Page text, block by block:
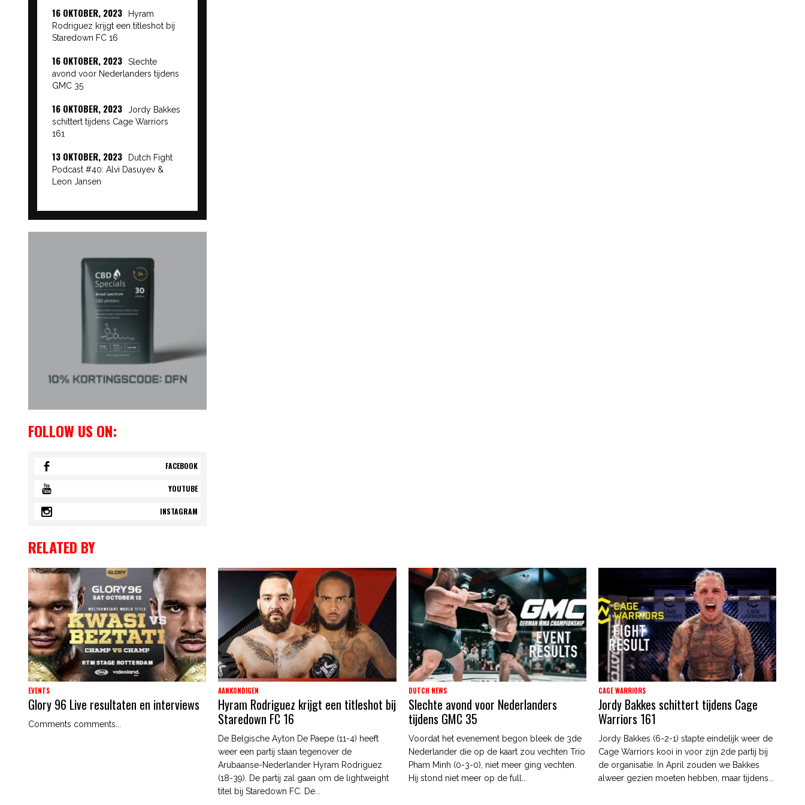
16 OKTOBER, 2023
Hyram
Rodriguez krijgt een titleshot bij
Staredown FC 16
16 OKTOBER, 2023
Slechte
avond voor Nederlanders tijdens
GMC 35
16 OKTOBER, 2023
Jordy Bakkes
schittert tijdens Cage Warriors
161
13 OKTOBER, 2023
Dutch Fight
Podcast #40: Alvi Dasuyev &
Leon Jansen
FOLLOW US ON:
FACEBOOK
YOUTUBE
INSTAGRAM
RELATED BY
EVENTS
Glory 96 Live resultaten en interviews
Comments comments...
AANKONDIGEN
Hyram Rodriguez krijgt een titleshot bij
Staredown FC 16
De Belgische Ayton De Paepe (11-4) heeft
weer een partij staan tegenover de
Arubaanse-Nederlander Hyram Rodriguez
(18-39). De partij zal gaan om de lightweight
titel bij Staredown FC. De...
DUTCH NEWS
Slechte avond voor Nederlanders
tijdens GMC 35
Voordat het evenement begon bleek de 3de
Nederlander die op de kaart zou vechten Trio
Pham Minh (0-3-0), niet meer ging vechten.
Hij stond niet meer op de full...
CAGE WARRIORS
Jordy Bakkes schittert tijdens Cage
Warriors 161
Jordy Bakkes (6-2-1) stapte eindelijk weer de
Cage Warriors kooi in voor zijn 2de partij bij
de organisatie. In April zouden we Bakkes
alweer gezien moeten hebben, maar tijdens...